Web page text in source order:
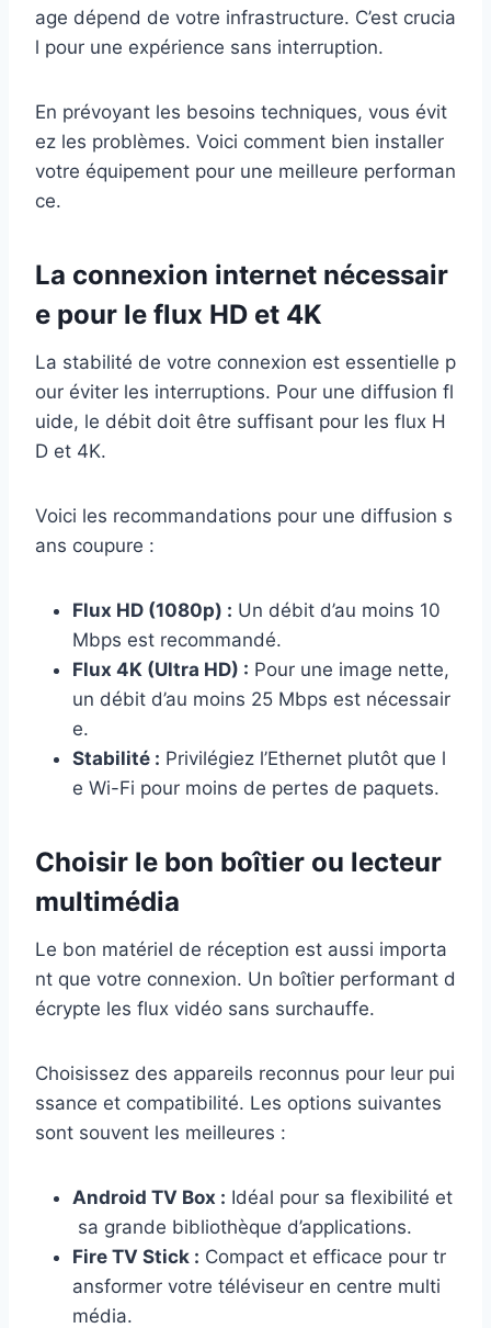
age dépend de votre infrastructure. C’est crucia
l pour une expérience sans interruption.
En prévoyant les besoins techniques, vous évit
ez les problèmes. Voici comment bien installer
votre équipement pour une meilleure performan
ce.
La connexion internet nécessair
e pour le flux HD et 4K
La stabilité de votre connexion est essentielle p
our éviter les interruptions. Pour une diffusion fl
uide, le débit doit être suffisant pour les flux H
D et 4K.
Voici les recommandations pour une diffusion s
ans coupure :
Flux HD (1080p) : Un débit d’au moins 10
Mbps est recommandé.
Flux 4K (Ultra HD) : Pour une image nette,
un débit d’au moins 25 Mbps est nécessair
e.
Stabilité : Privilégiez l’Ethernet plutôt que l
e Wi-Fi pour moins de pertes de paquets.
Choisir le bon boîtier ou lecteur
multimédia
Le bon matériel de réception est aussi importa
nt que votre connexion. Un boîtier performant d
écrypte les flux vidéo sans surchauffe.
Choisissez des appareils reconnus pour leur pui
ssance et compatibilité. Les options suivantes
sont souvent les meilleures :
Android TV Box : Idéal pour sa flexibilité et
sa grande bibliothèque d’applications.
Fire TV Stick : Compact et efficace pour tr
ansformer votre téléviseur en centre multi
média.